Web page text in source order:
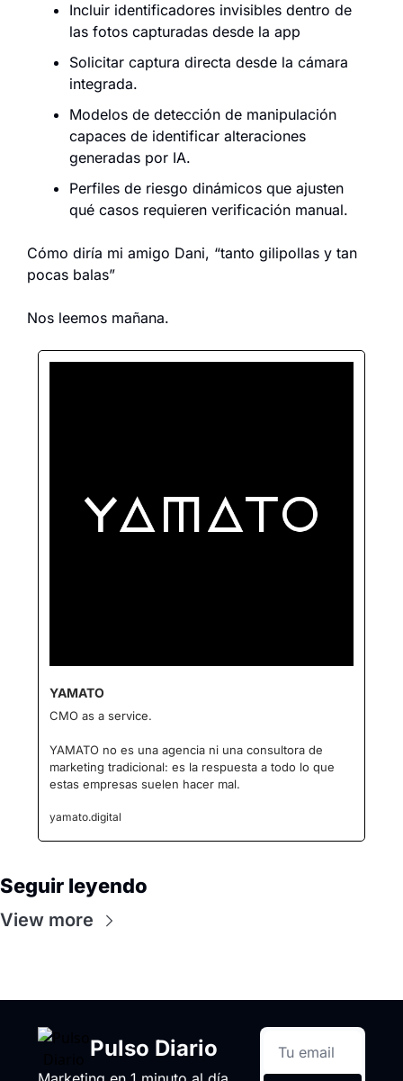
Incluir identificadores invisibles dentro de
las fotos capturadas desde la app
Solicitar captura directa desde la cámara
integrada.
Modelos de detección de manipulación
capaces de identificar alteraciones
generadas por IA.
Perfiles de riesgo dinámicos que ajusten
qué casos requieren verificación manual.
Cómo diría mi amigo Dani, “tanto gilipollas y tan
pocas balas”
Nos leemos mañana.
YAMATO
CMO as a service.
YAMATO no es una agencia ni una consultora de
marketing tradicional: es la respuesta a todo lo que
estas empresas suelen hacer mal.
yamato.digital
Seguir leyendo
View more
Pulso Diario